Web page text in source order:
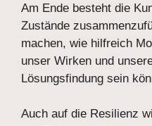
Am Ende besteht die
Zustände
machen, wie hilfreich
unser Wirken und
Lösungsfindung sein
Auch auf die Resilienz